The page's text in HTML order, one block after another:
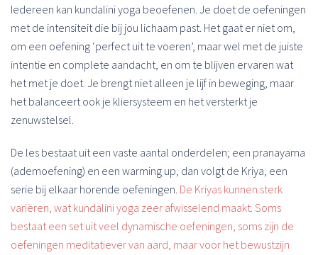
Iedereen kan kundalini yoga beoefenen. Je doet de oefeningen
met de intensiteit die bij jou lichaam past. Het gaat er niet om,
om een oefening ‘perfect uit te voeren’, maar wel met de juiste
intentie en complete aandacht, en om te blijven ervaren wat
het met je doet. Je brengt niet alleen je lijf in beweging, maar
het balanceert ook je kliersysteem en het versterkt je
zenuwstelsel.
De les bestaat uit een vaste aantal onderdelen; een pranayama
(ademoefening) en een warming up, dan volgt de Kriya, een
serie bij elkaar horende oefeningen. De Kriyas kunnen sterk
variëren, wat kundalini yoga zeer afwisselend maakt. Soms
bestaat een set uit veel dynamische oefeningen, soms zijn de
oefeningen meditatiever van aard, maar voor het bewustzijn